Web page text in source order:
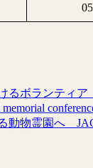
るボランティ
動物霊園へ